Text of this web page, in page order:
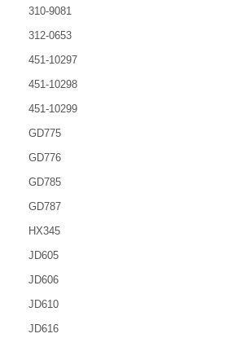
310-9081
312-0653
451-10297
451-10298
451-10299
GD775
GD776
GD785
GD787
HX345
JD605
JD606
JD610
JD616